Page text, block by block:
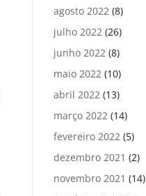
agosto 2022 (8)
julho 2022 (26)
junho 2022 (8)
maio 2022 (10)
abril 2022 (13)
março 2022 (14)
fevereiro 2022 (5)
dezembro 2021 (2)
novembro 2021 (14)